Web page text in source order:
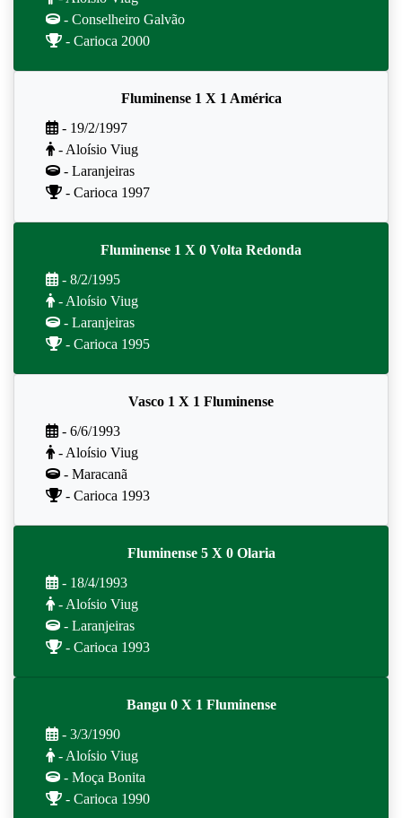
- Conselheiro Galvão
- Carioca 2000
Fluminense 1 X 1 América
- 19/2/1997
- Aloísio Viug
- Laranjeiras
- Carioca 1997
Fluminense 1 X 0 Volta Redonda
- 8/2/1995
- Aloísio Viug
- Laranjeiras
- Carioca 1995
Vasco 1 X 1 Fluminense
- 6/6/1993
- Aloísio Viug
- Maracanã
- Carioca 1993
Fluminense 5 X 0 Olaria
- 18/4/1993
- Aloísio Viug
- Laranjeiras
- Carioca 1993
Bangu 0 X 1 Fluminense
- 3/3/1990
- Aloísio Viug
- Moça Bonita
- Carioca 1990